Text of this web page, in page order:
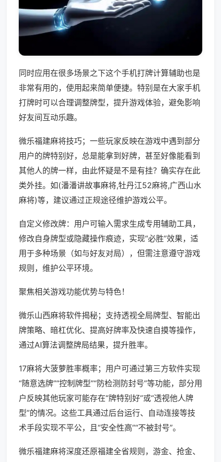
同时应用在很多场景之下这个手机打牌计算辅助也是
非常有用的，使用起来简单便捷。特别是在大家手机
打牌时可以合理调整牌型，提升游戏体验，避免影响
好友间互动乐趣。
微乐福建麻将技巧；一些玩家反映在游戏中遇到部分
用户的牌特别好，总是能拿到好牌，甚至好像能看到
其他人的牌一样，由此怀疑是不是有挂？确实存在此
类外挂。如(潘潘讲故事麻将,牡丹江52麻将,广西山水
麻将)等，建议通过正规途径维护游戏公平。
自定义修改牌：用户可输入需求生成专用辅助工具，
修改自身牌型或隐藏操作痕迹，实现“必胜”效果，适
用于多种场景（如与好友对局），但需注意遵守游戏
规则，维护公平环境。
聚焦相关游戏功能优势与特色！
微乐山西麻将软件揭秘；支持透视全局牌型、智能出
牌策略、暗杠优化、提高好牌率及快速自摸等操作，
通过AI算法调整牌局结果，提升胜率。
17麻将大菠萝胜率概率；用户可通过第三方软件实现
“随意选牌”“控制牌型”“防检测防封号”等功能，部分用
户反映其他玩家可能存在“牌特别好”或“透视他人牌
型”的情况。这些工具通过后台运行、自动连接等技
术手段实现不平公，且“安全性高”“不被封号”。
微乐福建麻将深度还原福建全省规则，游金、抢金、